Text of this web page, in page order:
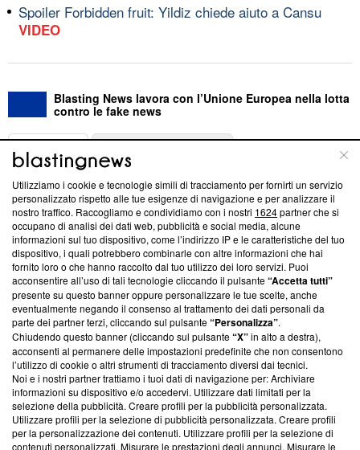
Spoiler Forbidden fruit: Yildiz chiede aiuto a Cansu
VIDEO
Blasting News lavora con l’Unione Europea nella lotta
contro le fake news
ABOUT
Questa sezione offre informazioni trasparenti su Blasting
News, sui nostri processi editoriali e su come ci impegniamo a
creare news di qualità. Inoltre, afferma la nostra aderenza a
‘Trust Project - News with Integrity’Blasting News non è
ancora membro del programma, ma ha richiesto di farne
parte; Trust Project non ha ancora effettuato una verifica di
conformità agli standard.
Su di noi
Team editoriale
Corporate
Redazione
Informativa Privacy
Utilizziamo i cookie e tecnologie simili di tracciamento per fornirti un servizio
personalizzato rispetto alle tue esigenze di navigazione e per analizzare il
nostro traffico. Raccogliamo e condividiamo con i nostri 1624partner che si
occupano di analisi dei dati web, pubblicità e social media, alcune
informazioni sul tuo dispositivo, come l’indirizzo IP e le caratteristiche del tuo
dispositivo, i quali potrebbero combinarle con altre informazioni che hai
fornito loro o che hanno raccolto dal tuo utilizzo dei loro servizi. Puoi
acconsentire all’uso di tali tecnologie cliccando il pulsante“Accetta tutti”
presente su questo banner oppure personalizzare le tue scelte, anche
eventualmente negando il consenso al trattamento dei dati personali da
parte dei partner terzi, cliccando sul pulsante“Personalizza”.
Chiudendo questo banner (cliccando sul pulsante“X”in alto a destra),
acconsenti al permanere delle impostazioni predefinite che non consentono
l’utilizzo di cookie o altri strumenti di tracciamento diversi dai tecnici.
Noi e i nostri partner trattiamo i tuoi dati di navigazione per: Archiviare
informazioni su dispositivo e/o accedervi. Utilizzare dati limitati per la
selezione della pubblicità. Creare profili per la pubblicità personalizzata.
Utilizzare profili per la selezione di pubblicità personalizzata. Creare profili
per la personalizzazione dei contenuti. Utilizzare profili per la selezione di
contenuti personalizzati. Misurare le prestazioni degli annunci. Misurare le